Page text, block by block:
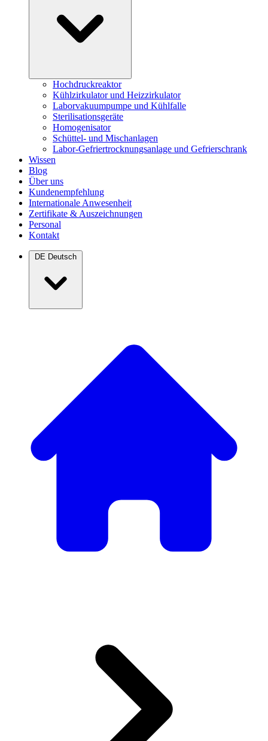
Hochdruckreaktor
Kühlzirkulator und Heizzirkulator
Laborvakuumpumpe und Kühlfalle
Sterilisationsgeräte
Homogenisator
Schüttel- und Mischanlagen
Labor-Gefriertrocknungsanlage und Gefrierschrank
Wissen
Blog
Über uns
Kundenempfehlung
Internationale Anwesenheit
Zertifikate & Auszeichnungen
Personal
Kontakt
DE Deutsch